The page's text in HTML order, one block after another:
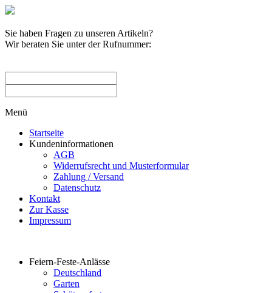
Sie haben Fragen zu unseren Artikeln?
Wir beraten Sie unter der Rufnummer:
Menü
Startseite
Kundeninformationen
AGB
Widerrufsrecht und Musterformular
Zahlung / Versand
Datenschutz
Kontakt
Zur Kasse
Impressum
Feiern-Feste-Anlässe
Deutschland
Garten